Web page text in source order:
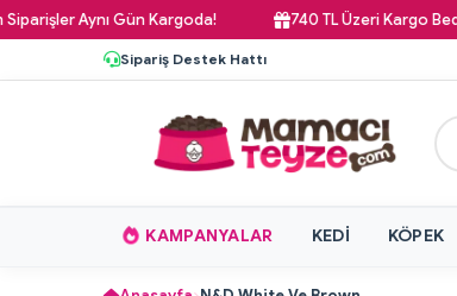
Aynı Gün Kargoda! 740 TL Üzeri Kargo Bedava!
Sipariş Destek Hattı
KAMPANYALAR KEDI KÖPEK